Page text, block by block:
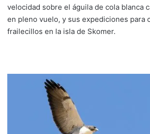
velocidad sobre el águila de cola blanca
en pleno vuelo, y sus expediciones para
frailecillos en la isla de Skomer.